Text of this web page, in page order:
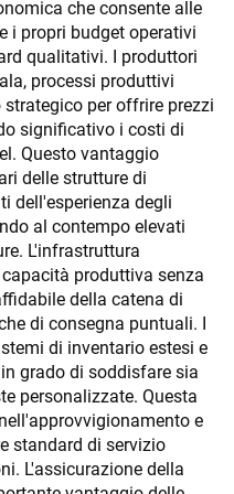
che consente alle
i propri budget operativi
qualitativi. I produttori
processi produttivi
per offrire prezzi
significativo i costi di
Questo vantaggio
delle strutture di
dell'esperienza degli
al contempo elevati
L'infrastruttura
produttiva senza
della catena di
di consegna puntuali. I
di inventario estesi e
grado di soddisfare sia
personalizzate. Questa
e
standard di servizio
L'assicurazione della